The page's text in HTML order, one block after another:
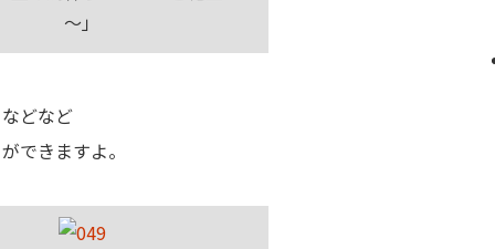
～」
どなど
できますよ。